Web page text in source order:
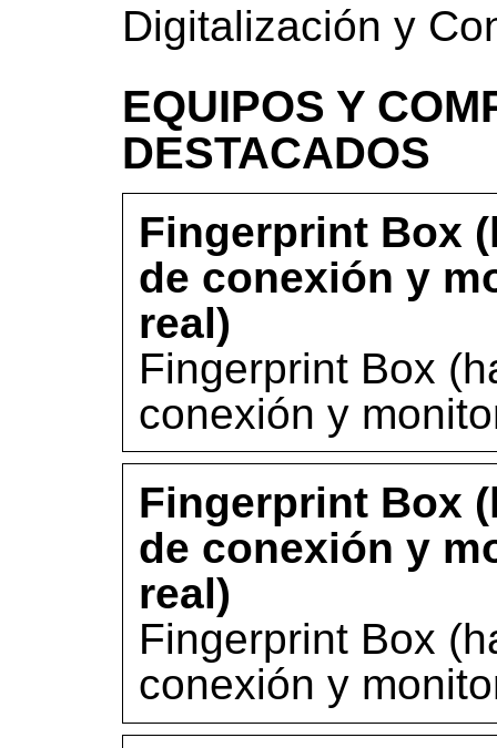
Digitalización y
EQUIPOS Y
DESTACADOS
Fingerprint Box
de conexión y
real)
Fingerprint Box
conexión y
Fingerprint Box
de conexión y
real)
Fingerprint Box
conexión y